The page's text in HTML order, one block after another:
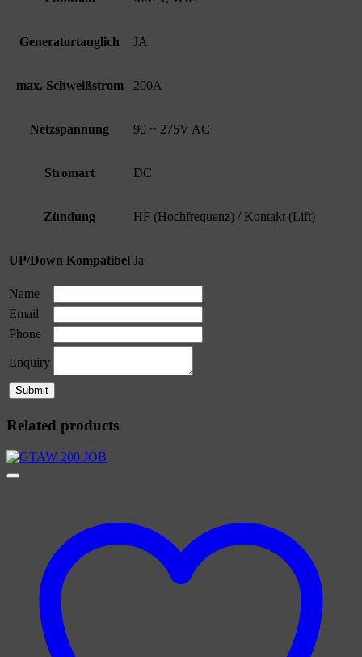
Generatortauglich JA
max. Schweißstrom 200A
Netzspannung 90 ~ 275V AC
Stromart DC
Zündung HF (Hochfrequenz) / Kontakt (Lift)
UP/Down Kompatibel Ja
Name
Email
Phone
Enquiry
Related products